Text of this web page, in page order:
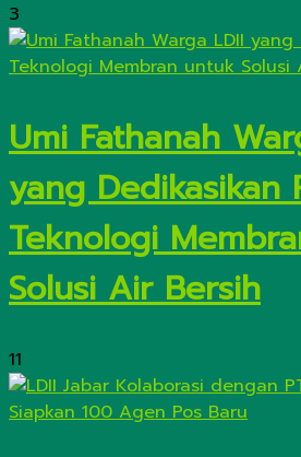
3
Umi Fathanah
yang Dedikasikan
Teknologi
Solusi Air Bersih
11